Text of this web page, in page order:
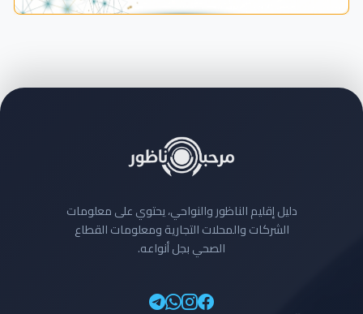
دليل إقليم الناظور والنواحي، يحتوي على معلومات
الشركات والمحلات التجارية ومعلومات القطاع
الصحي بجل أنواعه.